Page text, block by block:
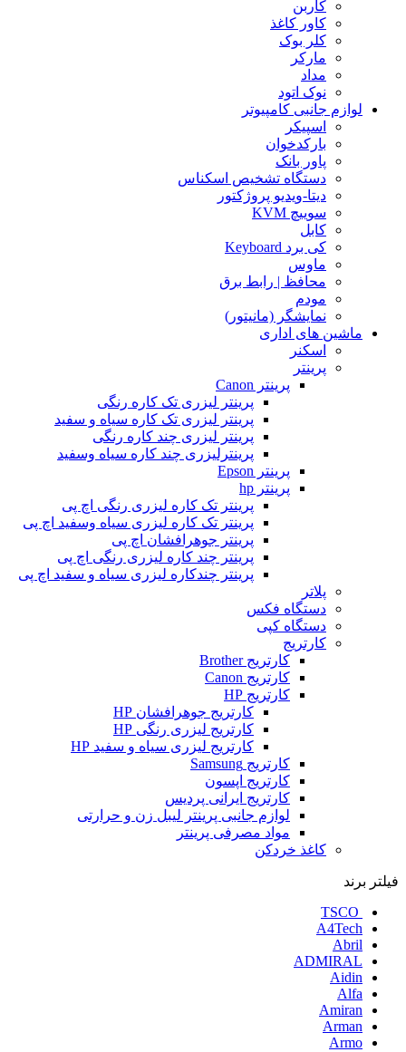
کاربن
کاور کاغذ
کلر بوک
مارکر
مداد
نوک اتود
لوازم جانبی کامپیوتر
اسپیکر
بارکدخوان
پاور بانک
دستگاه تشخیص اسکناس
دیتا-ویدیو پروژکتور
سوییچ KVM
کابل
کی برد Keyboard
ماوس
محافظ | رابط برق
مودم
نمایشگر (مانیتور)
ماشین های اداری
اسکنر
پرینتر
پرینتر Canon
پرینتر لیزری تک کاره رنگی
پرینتر لیزری تک کاره سیاه و سفید
پرینتر لیزری چند کاره رنگی
پرینترلیزری چند کاره سیاه وسفید
پرینتر Epson
پرینتر hp
پرینتر تک کاره لیزری رنگی اچ پی
پرینتر تک کاره لیزری سیاه وسفید اچ پی
پرینتر جوهرافشان اچ پی
پرینتر چند کاره لیزری رنگی اچ پی
پرینتر چندکاره لیزری سیاه و سفید اچ پی
پلاتر
دستگاه فکس
دستگاه کپی
کارتریج
کارتریج Brother
کارتریج Canon
کارتریج HP
کارتریج جوهرافشان HP
کارتریج لیزری رنگی HP
کارتریج لیزری سیاه و سفید HP
کارتریج Samsung
کارتریج اپسون
کارتریج ایرانی پردیس
لوازم جانبی پرینتر لیبل زن و حرارتی
مواد مصرفی پرینتر
کاغذ خردکن
فیلتر برند
A4Tech
Abril
ADMIRAL
Aidin
Alfa
Amiran
Arman
Armo